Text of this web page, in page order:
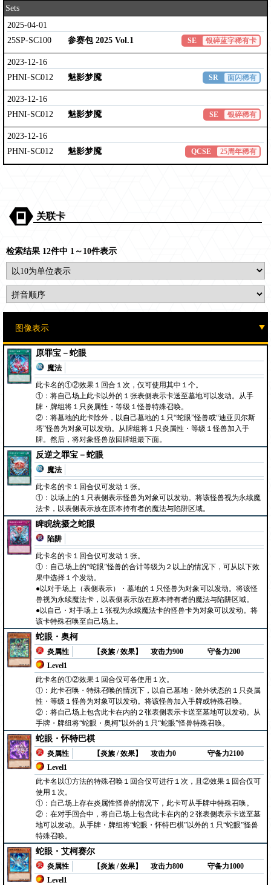
Sets
2025-04-01
25SP-SC100
参赛包 2025 Vol.1 SE 银碎蓝字稀有卡
2023-12-16
PHNI-SC012
魅影梦魇 SR 面闪稀有
2023-12-16
PHNI-SC012
魅影梦魇 SE 银碎稀有
2023-12-16
PHNI-SC012
魅影梦魇 QCSE 25周年稀有
关联卡
检索结果 12件中 1～10件表示
原罪宝－蛇眼
魔法
此卡名的①②效果１回合１次，仅可使用其中１个。
①：将自己场上此卡以外的１张表侧表示卡送至墓地可以发动。从手
牌・牌组将１只炎属性・等级１怪兽特殊召唤。
②：将墓地的此卡除外，以自己墓地的１只“蛇眼”怪兽或“迪亚贝尔斯
塔”怪兽为对象可以发动。从牌组将１只炎属性・等级１怪兽加入手
牌。然后，将对象怪兽放回牌组最下面。
反逆之罪宝－蛇眼
魔法
此卡名的卡１回合仅可发动１张。
①：以场上的１只表侧表示怪兽为对象可以发动。将该怪兽视为永续魔
法卡，以表侧表示放在原本持有者的魔法与陷阱区域。
睥睨统摄之蛇眼
陷阱
此卡名的卡１回合仅可发动１张。
①：自己场上的“蛇眼”怪兽的合计等级为２以上的情况下，可从以下效
果中选择１个发动。
●以对手场上（表侧表示）・墓地的１只怪兽为对象可以发动。将该怪
兽视为永续魔法卡，以表侧表示放在原本持有者的魔法与陷阱区域。
●以自己・对手场上１张视为永续魔法卡的怪兽卡为对象可以发动。将
该卡特殊召唤至自己场上。
蛇眼・奥柯
炎属性
【炎族 / 效果】
Level1
攻击力900 守备力200
此卡名的①②效果１回合仅可各使用１次。
①：此卡召唤・特殊召唤的情况下，以自己墓地・除外状态的１只炎属
性・等级１怪兽为对象可以发动。将该怪兽加入手牌或特殊召唤。
②：将自己场上包含此卡在内的２张表侧表示卡送至墓地可以发动。从
手牌・牌组将“蛇眼・奥柯”以外的１只“蛇眼”怪兽特殊召唤。
蛇眼・怀特巴棋
炎属性
【炎族 / 效果】
Level1
攻击力0 守备力2100
此卡名以①方法的特殊召唤１回合仅可进行１次，且②效果１回合仅可
使用１次。
①：自己场上存在炎属性怪兽的情况下，此卡可从手牌中特殊召唤。
②：在对手回合中，将自己场上包含此卡在内的２张表侧表示卡送至墓
地可以发动。从手牌・牌组将“蛇眼・怀特巴棋”以外的１只“蛇眼”怪兽
特殊召唤。
蛇眼・艾柯赛尔
炎属性
【炎族 / 效果】
Level1
攻击力800 守备力1000